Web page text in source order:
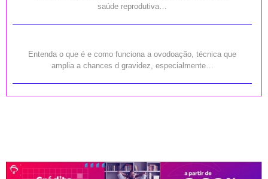
saúde reprodutiva…
Entenda o que é e como funciona a ovodoação, técnica que
amplia a chances d gravidez, especialmente…